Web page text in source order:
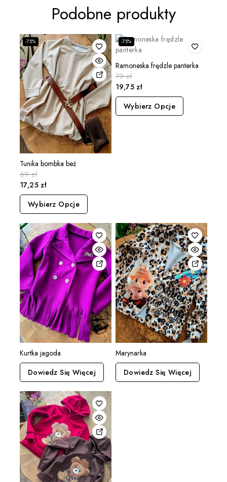
Podobne produkty
-75%
Tunika bombka beż
69zł
17,25zł
Wybierz Opcje
-75%
Ramoneska frędzle panterka
79zł
19,75zł
Wybierz Opcje
Kurtka jagoda
Dowiedz Się Więcej
Marynarka
Dowiedz Się Więcej